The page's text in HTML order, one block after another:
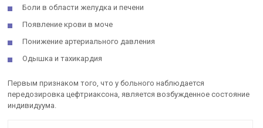
Боли в области желудка и печени
Появление крови в моче
Понижение артериального давления
Одышка и тахикардия
Первым признаком того, что у больного наблюдается
передозировка цефтриаксона, является возбужденное состояние
индивидуума.